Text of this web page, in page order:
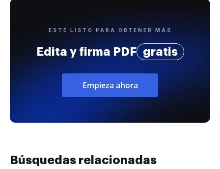
ESTÉ LISTO PARA OBTENER MÁS
Edita y firma PDF gratis
Empieza ahora
Búsquedas relacionadas